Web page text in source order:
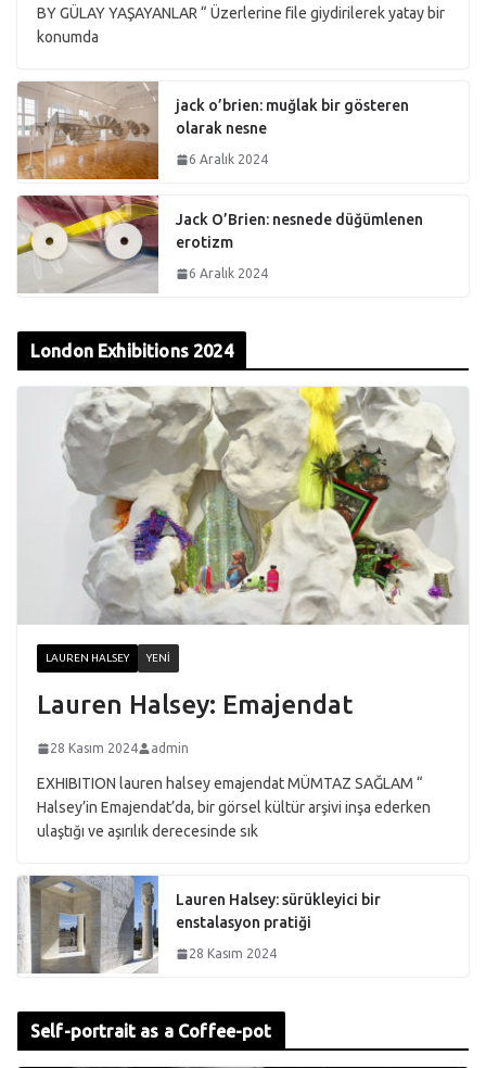
BY GÜLAY YAŞAYANLAR “ Üzerlerine file giydirilerek yatay bir
konumda
jack o’brien: muğlak bir gösteren
olarak nesne
6 Aralık 2024
Jack O’Brien: nesnede düğümlenen
erotizm
6 Aralık 2024
London Exhibitions 2024
LAUREN HALSEY YENI
Lauren Halsey: Emajendat
28 Kasım 2024 admin
EXHIBITION lauren halsey emajendat MÜMTAZ SAĞLAM “
Halsey’in Emajendat’da, bir görsel kültür arşivi inşa ederken
ulaştığı ve aşırılık derecesinde sık
Lauren Halsey: sürükleyici bir
enstalasyon pratiği
28 Kasım 2024
Self-portrait as a Coffee-pot